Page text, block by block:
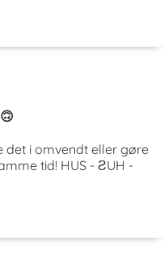
det i omvendt eller gøre
tid! HUS - ƧUH -